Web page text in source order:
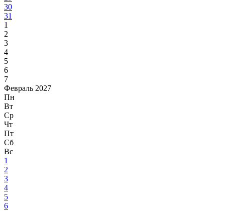
30
31
1
2
3
4
5
6
7
Февраль 2027
Пн
Вт
Ср
Чт
Пт
Сб
Вс
1
2
3
4
5
6